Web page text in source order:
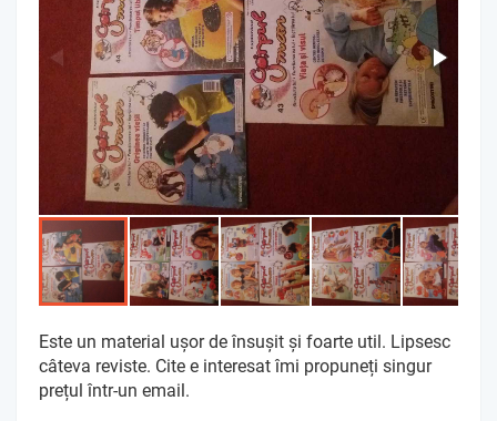
Este un material uşor de însuşit şi foarte util. Lipsesc
câteva reviste. Cite e interesat îmi propuneți singur
prețul într-un email.